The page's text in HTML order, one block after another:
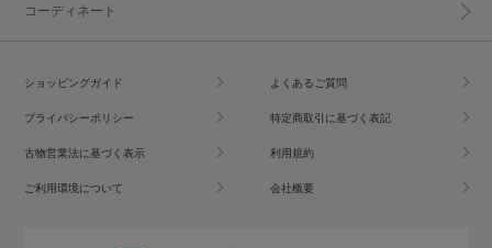
コーディネート
ショッピングガイド よくあるご質問
プライバシーポリシー 特定商取引に基づく表記
古物営業法に基づく表示 利用規約
ご利用環境について 会社概要